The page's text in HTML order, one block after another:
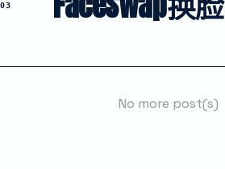
03
No more post(s)